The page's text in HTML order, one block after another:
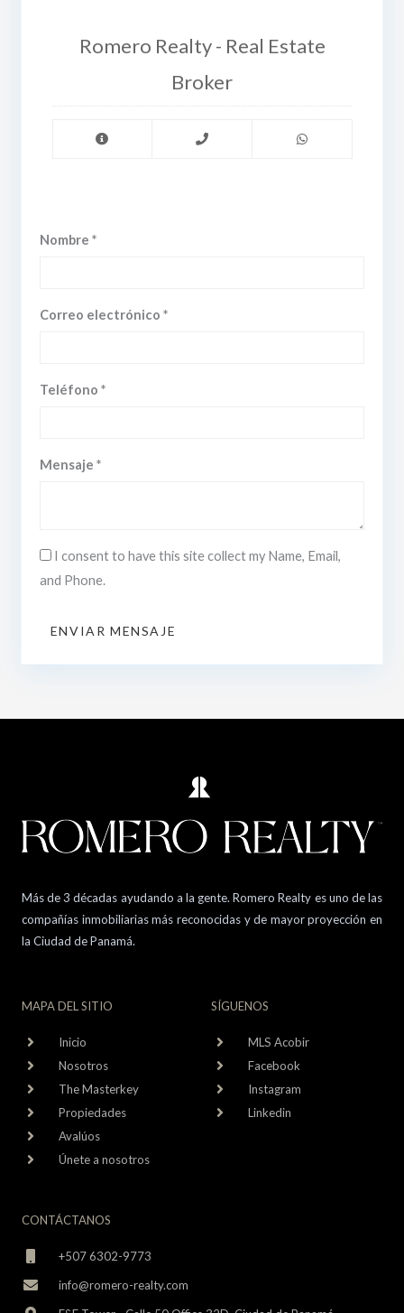
Romero Realty - Real Estate
Broker
Nombre *
Correo electrónico *
Teléfono *
Mensaje *
I consent to have this site collect my Name, Email,
and Phone.
ENVIAR MENSAJE
Más de 3 décadas ayudando a la gente. Romero Realty es uno de las
compañías inmobiliarias más reconocidas y de mayor proyección en
la Ciudad de Panamá.
MAPA DEL SITIO
Inicio
Nosotros
The Masterkey
Propiedades
Avalúos
Únete a nosotros
SÍGUENOS
MLS Acobir
Facebook
Instagram
Linkedin
CONTÁCTANOS
+507 6302-9773
info@romero-realty.com